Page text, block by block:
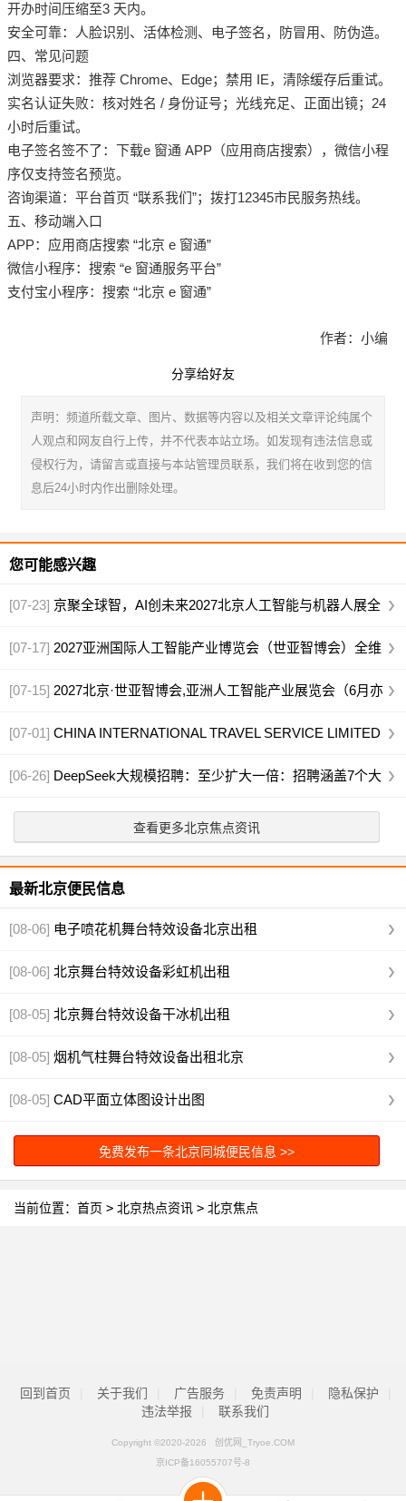
开办时间压缩至3 天内。
安全可靠：人脸识别、活体检测、电子签名，防冒用、防伪造。
四、常见问题
浏览器要求：推荐 Chrome、Edge；禁用 IE，清除缓存后重试。
实名认证失败：核对姓名 / 身份证号；光线充足、正面出镜；24
小时后重试。
电子签名签不了：下载e 窗通 APP（应用商店搜索），微信小程
序仅支持签名预览。
咨询渠道：平台首页 “联系我们”；拨打12345市民服务热线。
五、移动端入口
APP：应用商店搜索 “北京 e 窗通”
微信小程序：搜索 “e 窗通服务平台”
支付宝小程序：搜索 “北京 e 窗通”
作者：小编
分享给好友
声明：频道所载文章、图片、数据等内容以及相关文章评论纯属个
人观点和网友自行上传，并不代表本站立场。如发现有违法信息或
侵权行为，请留言或直接与本站管理员联系，我们将在收到您的信
息后24小时内作出删除处理。
您可能感兴趣
[07-23] 京聚全球智，AI创未来2027北京人工智能与机器人展全
球启动
[07-17] 2027亚洲国际人工智能产业博览会（世亚智博会）全维
度介绍
[07-15] 2027北京·世亚智博会,亚洲人工智能产业展览会（6月亦
庄展）
[07-01] CHINA INTERNATIONAL TRAVEL SERVICE LIMITED
HEAD OFFICE
[06-26] DeepSeek大规模招聘：至少扩大一倍：招聘涵盖7个大
类33个岗位
查看更多北京焦点资讯
最新北京便民信息
[08-06] 电子喷花机舞台特效设备北京出租
[08-06] 北京舞台特效设备彩虹机出租
[08-05] 北京舞台特效设备干冰机出租
[08-05] 烟机气柱舞台特效设备出租北京
[08-05] CAD平面立体图设计出图
免费发布一条北京同城便民信息 >>
当前位置： 首页 > 北京热点资讯 > 北京焦点
回到首页 关于我们 广告服务 免责声明 隐私保护
违法举报
联系我们
Copyright ©2020-2026 创优网_Tryoe.COM
京ICP备16055707号-8